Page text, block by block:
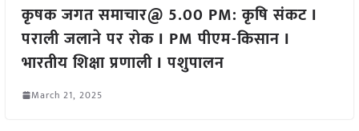
कृषक जगत समाचार@ 5.00 PM: कृषि संकट I
पराली जलाने पर रोक I PM पीएम-किसान I
भारतीय शिक्षा प्रणाली I पशुपालन
March 21, 2025